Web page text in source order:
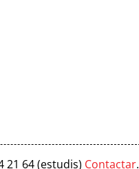
21 64 (estudis) Contactar.